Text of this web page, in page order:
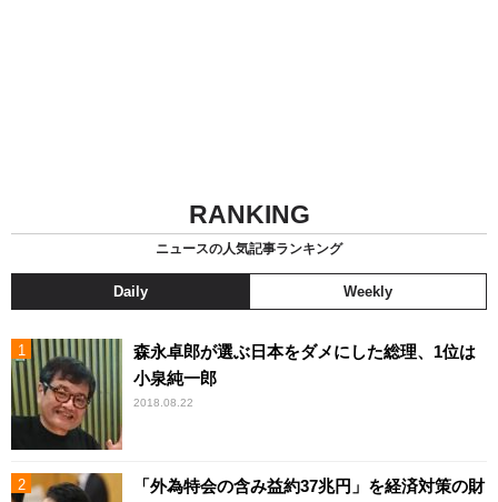
RANKING
ニュースの人気記事ランキング
Daily Weekly
森永卓郎が選ぶ日本をダメにした総理、1位は
小泉純一郎
2018.08.22
「外為特会の含み益約37兆円」を経済対策の財